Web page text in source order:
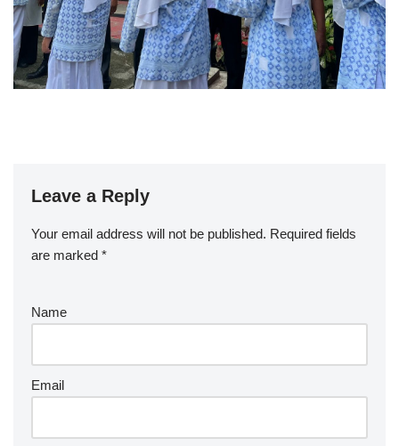
Leave a Reply
Your email address will not be published. Required fields
are marked *
Name
Email